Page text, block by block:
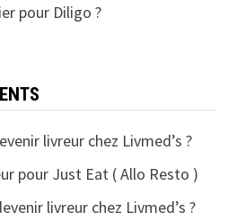
pour Diligo ?
livreur chez Livmed’s ?
pour Just Eat ( Allo Resto )
livreur chez Livmed’s ?